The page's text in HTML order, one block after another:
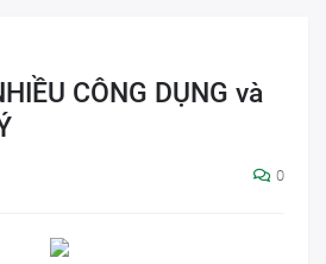
CÔNG DỤNG và
0